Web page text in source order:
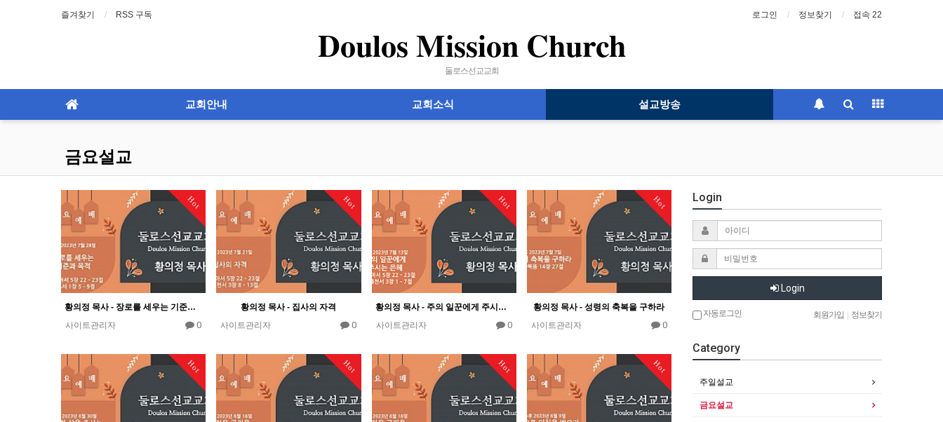
즐겨찾기 RSS 구독 로그인 정보찾기 접속 22
Doulos Mission Church
둘로스선교교회
교회안내 교회소식 설교방송
금요설교
Hot
황의정 목사 - 장로를 세우는 기준과 목적
사이트관리자
0
Hot
황의정 목사 - 집사의 자격
사이트관리자
0
Hot
황의정 목사 - 주의 일꾼에게 주시는 은혜
사이트관리자
0
Hot
황의정 목사 - 성령의 축복을 구하라
사이트관리자
0
Hot Hot Hot Hot
Login
Login
자동로그인 회원가입 정보찾기
Category
주일설교
금요설교